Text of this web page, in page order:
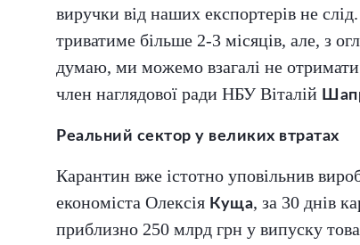
виручки від наших експортерів не
триватиме більше 2-3 місяців, але, з
думаю, ми можемо взагалі не
член наглядової ради НБУ Віталій
Реальний сектор у великих втратах
Карантин вже істотно уповільнив
економіста Олексія Куща, за 30 днів
приблизно 250 млрд грн у випуску